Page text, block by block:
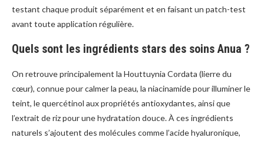
testant chaque produit séparément et en faisant un patch-test
avant toute application régulière.
Quels sont les ingrédients stars des soins Anua ?
On retrouve principalement la Houttuynia Cordata (lierre du
cœur), connue pour calmer la peau, la niacinamide pour illuminer le
teint, le quercétinol aux propriétés antioxydantes, ainsi que
l’extrait de riz pour une hydratation douce. À ces ingrédients
naturels s’ajoutent des molécules comme l’acide hyaluronique,